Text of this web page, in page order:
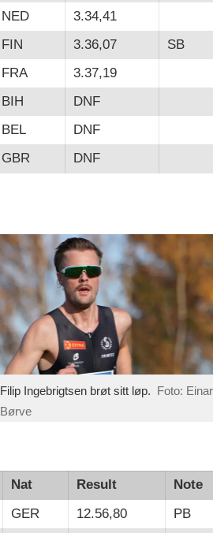
NED
3.34,41
FIN 3.36,07
SB
FRA
3.37,19
BIH
DNF
BEL
DNF
GBR DNF
Filip Ingebrigtsen brøt sitt løp. Foto: Einar
Børve
Nat Result
Note
GER 12.56,80
PB